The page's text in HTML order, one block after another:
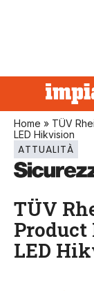
Home » TÜV
LED Hikvision
ATTUALITÀ
TÜV
LED